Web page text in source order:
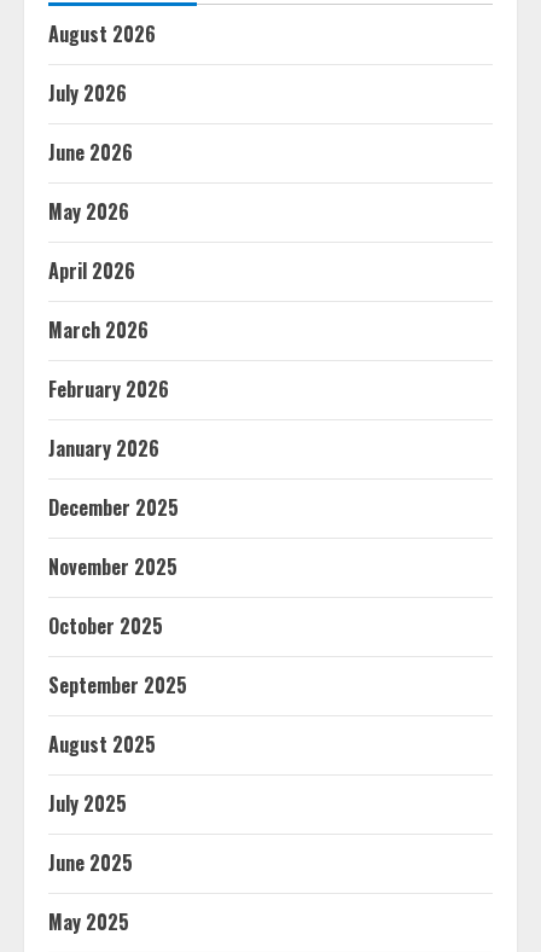
August 2026
July 2026
June 2026
May 2026
April 2026
March 2026
February 2026
January 2026
December 2025
November 2025
October 2025
September 2025
August 2025
July 2025
June 2025
May 2025